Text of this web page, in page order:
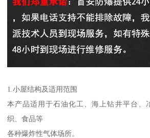
1.小屋结构及适用范围
本产品适用于石油化工、海上钻井平台、
织、食品等
各种爆炸性气体场所。